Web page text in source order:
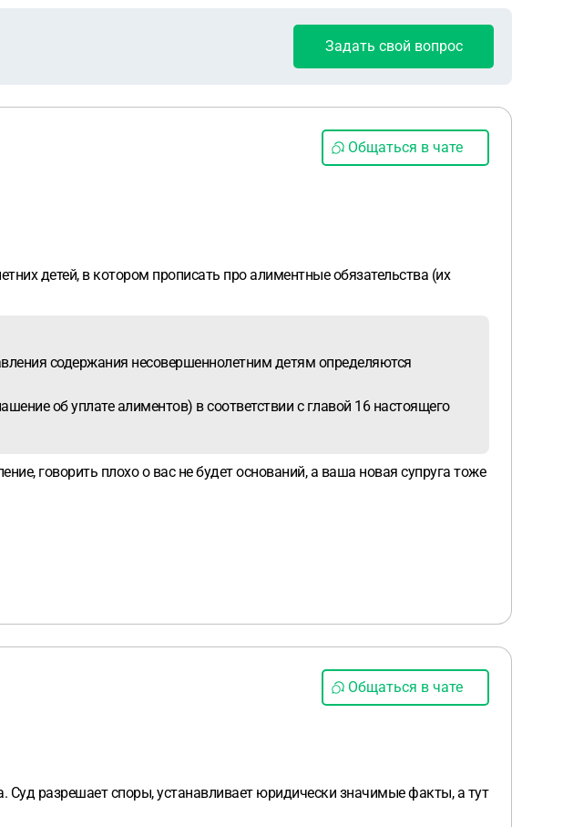
Задать свой вопрос
Общаться в чате
детей, в котором прописать про алиментные обязательства (их
содержания несовершеннолетним детям определяются
об уплате алиментов) в соответствии с главой 16 настоящего
говорить плохо о вас не будет оснований, а ваша новая супруга тоже
Общаться в чате
Суд разрешает споры, устанавливает юридически значимые факты, а тут